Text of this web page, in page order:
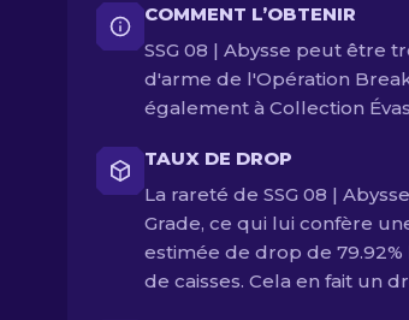
COMMENT L’OBTENIR
SSG 08 | Abysse peut être
d'arme de l'Opération
également à Collection
TAUX DE DROP
La rareté de SSG 08 |
Grade, ce qui lui confère
estimée de drop de
de caisses. Cela en fait un